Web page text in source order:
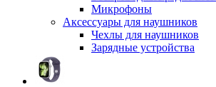
Микрофоны
Аксессуары для наушников
Чехлы для наушников
Зарядные устройства